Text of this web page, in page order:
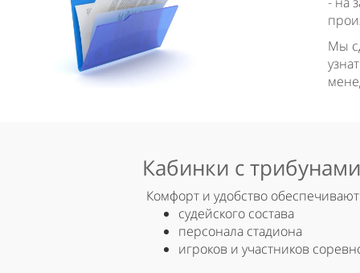
Мы
Кабинки с
Комфорт и удобство
судейского состава
персонала стадиона
игроков и участников